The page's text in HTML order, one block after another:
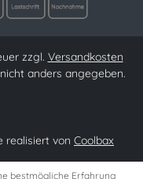
zzgl. Versandkosten
anders angegeben.
realisiert von Coolbax
bestmögliche Erfahrung